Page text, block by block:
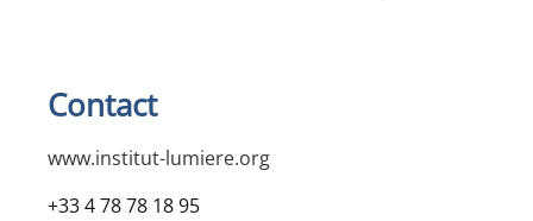
Contact
www.institut-lumiere.org
+33 4 78 78 18 95